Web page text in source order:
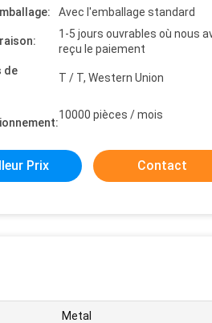
Avec l'emballage standard
1-5 jours ouvrables où nous
reçu le paiement
de
T / T, Western Union
10000 pièces / mois
Prix Contact
Metal